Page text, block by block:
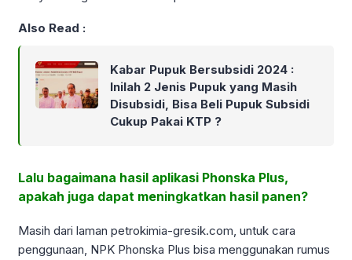
Also Read :
Kabar Pupuk Bersubsidi 2024 :
Inilah 2 Jenis Pupuk yang Masih
Disubsidi, Bisa Beli Pupuk Subsidi
Cukup Pakai KTP ?
Lalu bagaimana hasil aplikasi Phonska Plus,
apakah juga dapat meningkatkan hasil panen?
Masih dari laman petrokimia-gresik.com, untuk cara
penggunaan, NPK Phonska Plus bisa menggunakan rumus